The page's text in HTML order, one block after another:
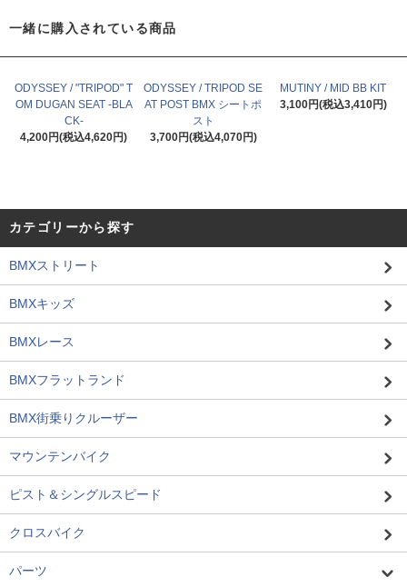
一緒に購入されている商品
ODYSSEY / "TRIPOD" T
OM DUGAN SEAT -BLA
CK-
4,200円(税込4,620円)
ODYSSEY / TRIPOD SE
AT POST BMX シートポ
スト
3,700円(税込4,070円)
MUTINY / MID BB KIT
3,100円(税込3,410円)
カテゴリーから探す
BMXストリート
BMXキッズ
BMXレース
BMXフラットランド
BMX街乗りクルーザー
マウンテンバイク
ピスト＆シングルスピード
クロスバイク
パーツ